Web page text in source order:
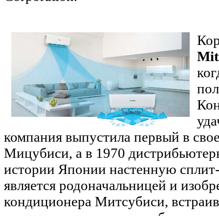
компания выпустила первый в
Мицубиси, а в 1970
истории Японии настенную
является родоначальницей и
кондиционера Митсубиси,